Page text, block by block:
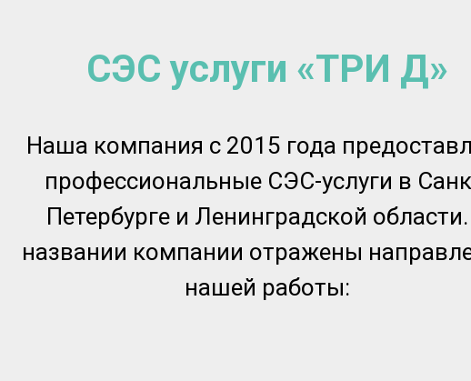
СЭС услуги «ТРИ Д»
Наша компания с 2015 года
профессиональные СЭС-услуги в
Петербурге и Ленинградской
названии компании отражены
нашей работы: